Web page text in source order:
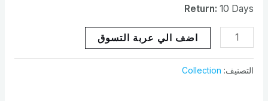
Return: 10 Days
اضف الي عربة التسوق
التصنيف: Collection